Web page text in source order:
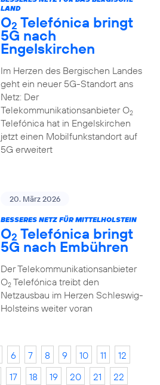
LAND
O2 Telefónica bringt
5G nach
Engelskirchen
Im Herzen des Bergischen Landes
geht ein neuer 5G-Standort ans
Netz: Der
Telekommunikationsanbieter O2
Telefónica hat in Engelskirchen
jetzt einen Mobilfunkstandort auf
5G erweitert
20. März 2026
BESSERES NETZ FÜR MITTELHOLSTEIN
O2 Telefónica bringt
5G nach Embühren
Der Telekommunikationsanbieter
O2Telefónica treibt den
Netzausbau im Herzen Schleswig-
Holsteins weiter voran
6 7 8 9 10 11
12
17 18 19 20 21
22